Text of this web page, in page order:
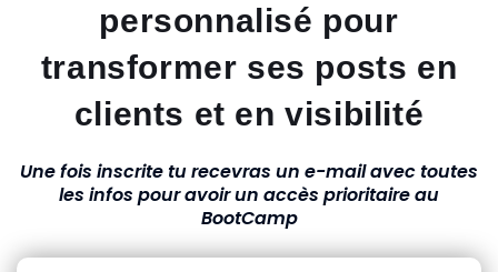
personnalisé pour
transformer ses posts en
clients et en visibilité
Une fois inscrite tu recevras un e-mail avec toutes
les infos pour avoir un accès prioritaire au
BootCamp